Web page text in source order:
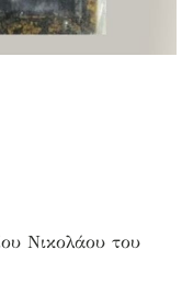
Νικολάου του